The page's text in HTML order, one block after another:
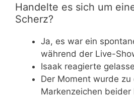
Handelte es sich um
Scherz?
Ja, es war ein
während der Live-
Isaak reagierte
Der Moment wurde zu
Markenzeichen beider